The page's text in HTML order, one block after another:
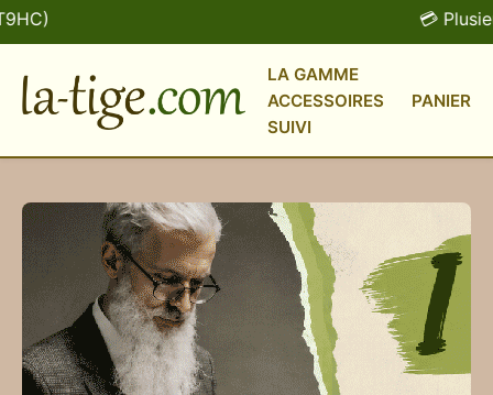
💳 Plusieurs
LA GAMME
ACCESSOIRES
PANIER
SUIVI